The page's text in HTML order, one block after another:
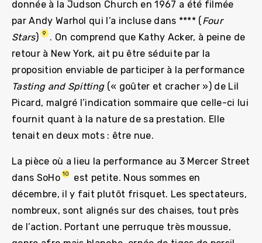
donnée à la Judson Church en 1967 a été filmée
par Andy Warhol qui l’a incluse dans **** (Four
Stars) 9
. On comprend que Kathy Acker, à peine de
retour à New York, ait pu être séduite par la
proposition enviable de participer à la performance
Tasting and Spitting(« goûter et cracher ») de Lil
Picard, malgré l’indication sommaire que celle-ci lui
fournit quant à la nature de sa prestation. Elle
tenait en deux mots : être nue.
La pièce où a lieu la performance au 3 Mercer Street
dans SoHo 10
est petite. Nous sommes en
décembre, il y fait plutôt frisquet. Les spectateurs,
nombreux, sont alignés sur des chaises, tout près
de l’action. Portant une perruque très moussue,